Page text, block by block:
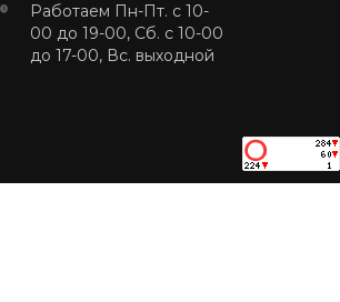
Работаем Пн-Пт. с 10-
00 до 19-00, Сб. с 10-00
до 17-00, Вс. выходной